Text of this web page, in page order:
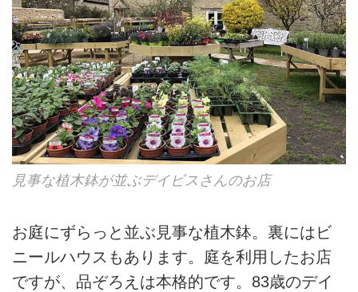
見事な植木鉢が並ぶデイビスさんのお店
お庭にずらっと並ぶ見事な植木鉢。裏にはビ
ニールハウスもあります。庭を利用したお店
ですが、品ぞろえは本格的です。83歳のデイ